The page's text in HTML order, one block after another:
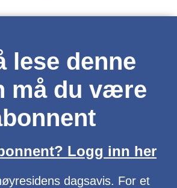
lese denne
må du være
Logg inn her
dagsavis. For et